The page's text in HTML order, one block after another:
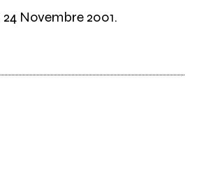
Novembre 2001.